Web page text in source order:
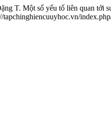
Một số yếu tố liên quan tới